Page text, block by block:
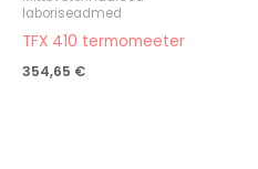
laboriseadmed
TFX 410 termomeeter
354,65 €